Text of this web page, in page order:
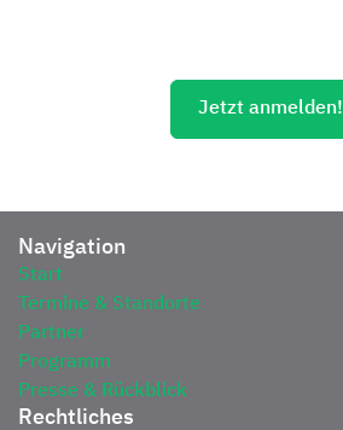
Jetzt anmelden!
Navigation
Start
Termine & Standorte
Partner
Programm
Presse & Rückblick
Rechtliches